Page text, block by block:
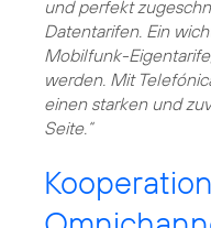
und perfekt
Datentarifen. Ein
Mobilfunk-
werden. Mit
einen starken und
Seite.“